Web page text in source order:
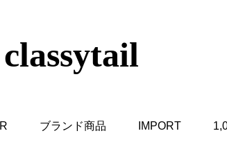
classytail
ブランド商品 IMPORT